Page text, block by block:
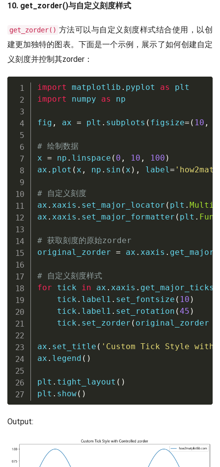
10. get_zorder()与自定义刻度样式
get_zorder() 方法可以与自定义刻度样式结合使用，以创
建更加独特的图表。下面是一个示例，展示了如何创建自定
义刻度并控制其zorder：
import matplotlib . pyplot as
import numpy as np
fig , ax = plt . subplots ( figsize= ( 10 ,
# 绘制数据
x = np . linspace ( 0 , 10 , 100 )
ax . plot ( x , np . sin ( x ) , label =
# 自定义刻度
ax . xaxis . set_major_locator ( plt .
ax . xaxis . set_major_formatter ( plt .
# 获取刻度的原始zorder
original_zorder = ax . xaxis .
# 自定义刻度样式
for tick in ax . xaxis . get_major_ticks
    tick
. label1 . set_fontsize ( 10 )
    tick
. label1 . set_rotation (45 )
    tick
. set_zorder ( original_zorder
ax . set_title ( 'Custom Tick Style
ax . legend ( )
plt . tight_layout ( )
plt . show( )
Output: